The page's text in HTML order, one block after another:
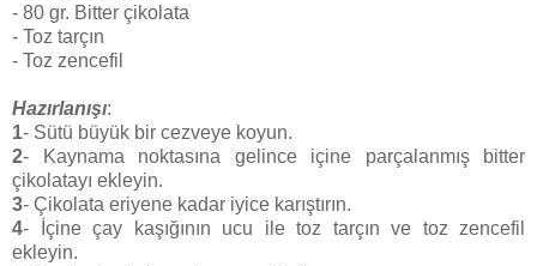
- 80 gr. Bitter çikolata
- Toz tarçın
- Toz zencefil
Hazırlanışı:
1- Sütü büyük bir cezveye koyun.
2- Kaynama noktasına gelince içine parçalanmış bitter
çikolatayı ekleyin.
3- Çikolata eriyene kadar iyice karıştırın.
4- İçine çay kaşığının ucu ile toz tarçın ve toz zencefil
ekleyin.